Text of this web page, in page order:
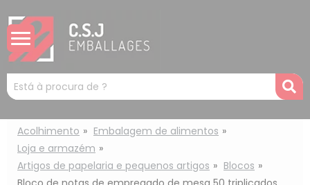
Mots
clés
:
Acolhimento
Embalagem de alimentos
Loja e armazém
Artigos de papelaria e pequenos artigos
Blocos